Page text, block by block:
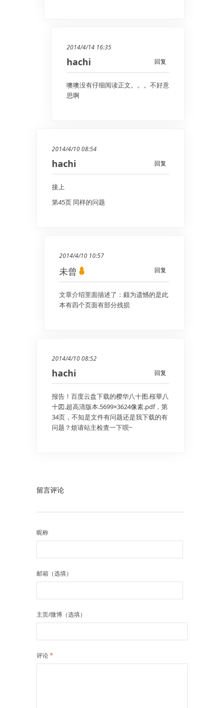
2014/4/14 16:35
回复
hachi
噢噢没有仔细阅读正文。。。不好意
思啊
2014/4/10 08:54
回复
hachi
接上
第45页 同样的问题
2014/4/10 10:57
回复
未曾
文章介绍里面描述了：颇为遗憾的是此
本有四个页面有部分残损
2014/4/10 08:52
回复
hachi
报告！百度云盘下载的樱华八十图.桜華八
十図.超高清版本.5699×3624像素.pdf，第
34页，不知是文件有问题还是我下载的有
问题？烦请站主检查一下呗~
留言评论
昵称
邮箱（选填）
主页/微博（选填）
评论*